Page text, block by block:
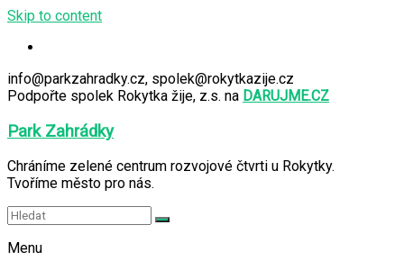
Skip to content
info@parkzahradky.cz, spolek@rokytkazije.cz
Podpořte spolek Rokytka žije, z.s. na DARUJME.CZ
Park Zahrádky
Chráníme zelené centrum rozvojové čtvrti u Rokytky.
Tvoříme město pro nás.
Menu